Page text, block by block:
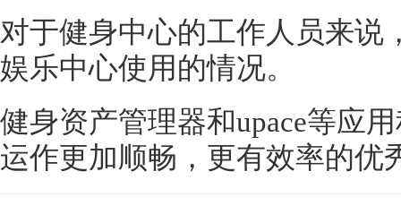
对于健身中心的工作人员来说
娱乐中心使用的情况。
健身资产管理器和upace等应
运作更加顺畅，更有效率的优